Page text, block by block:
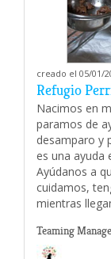
creado el 05/01/
Refugio
Nacimos en
paramos de
desamparo y
es una ayuda
Ayúdanos a
cuidamos,
mientras
Teaming